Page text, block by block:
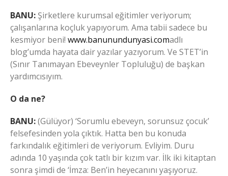
BANU: Şirketlere kurumsal eğitimler veriyorum;
çalışanlarına koçluk yapıyorum. Ama tabii sadece bu
kesmiyor beni! www.banunundunyasi.comadlı
blog’umda hayata dair yazılar yazıyorum. Ve STET’in
(Sınır Tanımayan Ebeveynler Topluluğu) de başkan
yardımcısıyım.
O da ne?
BANU:(Gülüyor) ‘Sorumlu ebeveyn, sorunsuz çocuk’
felsefesinden yola çıktık. Hatta ben bu konuda
farkındalık eğitimleri de veriyorum. Evliyim. Duru
adında 10 yaşında çok tatlı bir kızım var. İlk iki kitaptan
sonra şimdi de ‘İmza: Ben’in heyecanını yaşıyoruz.